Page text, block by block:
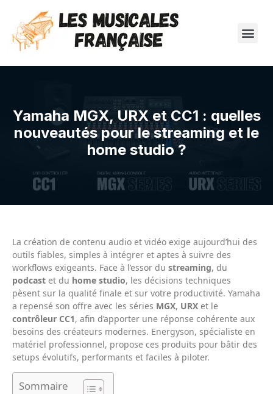
Yamaha MGX, URX et CC1 : quelles
nouveautés pour le streaming et le
home studio ?
La création de contenu audio et vidéo exige aujourd’hui des
outils fiables, simples à intégrer et aptes à suivre des
workflows exigeants. Face à l’essor du streaming, du
podcast et du home studio, les décisions techniques
pèsent sur la qualité finale et sur votre productivité. Yamaha
a repensé son offre avec les séries MGX, URX et le
contrôleur CC1, afin d’apporter une réponse cohérente aux
besoins des créateurs modernes. Energyson, spécialiste en
matériel professionnel, propose ces produits pour bâtir des
setups évolutifs, performants et faciles à piloter.
Sommaire